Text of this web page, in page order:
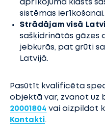
aprīkojuma klāsts
sistēmas ierīkošanai.
Strādājam visā
sašķidrinātās gāzes
jebkurās, pat grūti
Latvijā.
Pasūtīt kvalificēta
objektā var, zvanot uz
20001804 vai aizpildot
Kontakti.